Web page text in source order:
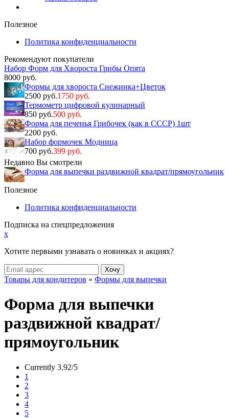
Полезное
Политика конфиденциальности
Рекомендуют покупатели
Набор Форм для Хвороста Грибы Опята
8000 руб.
Формы для хвороста Снежинка+Цветок
2500 руб.1750 руб.
Термометр цифровой кулинарный
850 руб.500 руб.
Форма для печенья Грибочек (как в СССР) 1шт
2200 руб.
Набор формочек Модница
700 руб.399 руб.
Недавно Вы смотрели
Форма для выпечки раздвижной квадрат/прямоугольник
Полезное
Политика конфиденциальности
Подписка на спецпредложения
x
Хотите первыми узнавать о новинках и акциях?
Товары для кондитеров » Формы для выпечки
Форма для выпечки
раздвижной квадрат/
прямоугольник
Currently 3.92/5
1
2
3
4
5